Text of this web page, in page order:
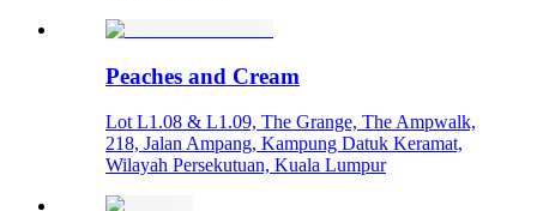
Peaches and Cream
Lot L1.08 & L1.09, The Grange, The Ampwalk,
218, Jalan Ampang, Kampung Datuk Keramat,
Wilayah Persekutuan, Kuala Lumpur